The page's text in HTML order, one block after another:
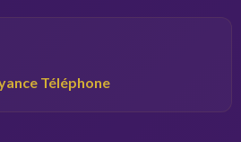
Téléphone